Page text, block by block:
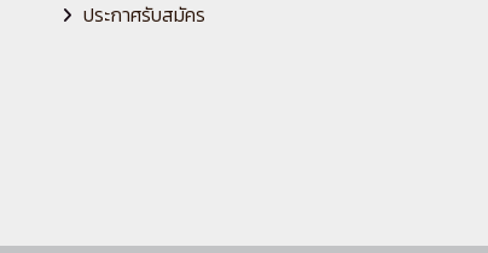
ประกาศรับสมัคร